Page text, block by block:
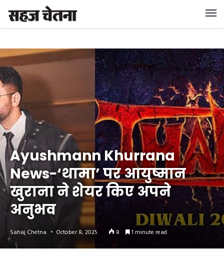
Ayushmann Khurrana
News-‘थामा’ पर आयुष्मान
खुराना ने शेयर किए अपने
अनुभव
Sahaj Chetna October 8, 2025 8 1 minute read